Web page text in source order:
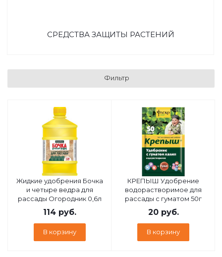
СРЕДСТВА ЗАЩИТЫ РАСТЕНИЙ
Фильтр
Жидкие удобрения Бочка
и четыре ведра для
рассады Огородник 0,6л
114 руб.
В корзину
КРЕПЫШ Удобрение
водорастворимое для
рассады с гуматом 50г
20руб.
В корзину